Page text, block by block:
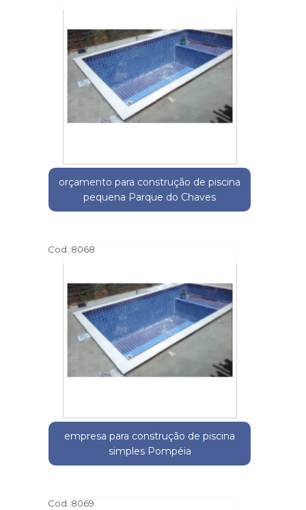
orçamento para construção de piscina
pequena Parque do Chaves
Cod.:8068
empresa para construção de piscina
simples Pompéia
Cod.:8069